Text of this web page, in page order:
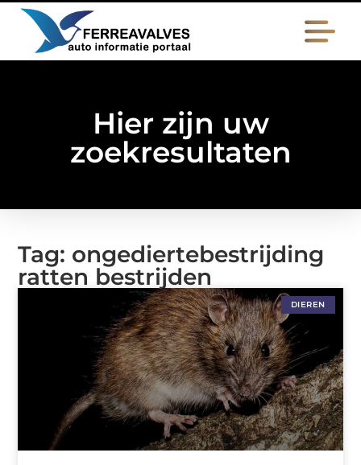
Hier zijn uw
zoekresultaten
Tag: ongediertebestrijding
ratten bestrijden
DIEREN